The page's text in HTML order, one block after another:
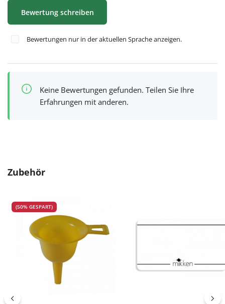
Bewertung schreiben
Bewertungen nur in der aktuellen Sprache anzeigen.
Keine Bewertungen gefunden. Teilen Sie Ihre
Erfahrungen mit anderen.
Produktgalerie überspringen
Zubehör
(50% GESPART)